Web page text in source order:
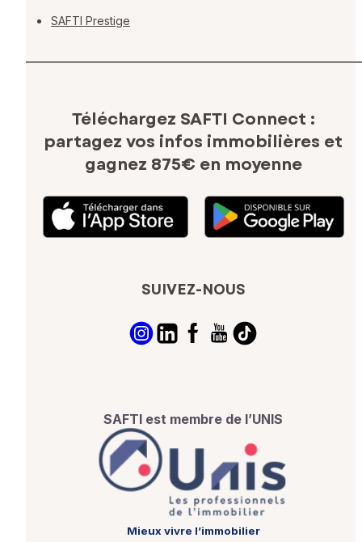
SAFTI Prestige
Téléchargez SAFTI Connect :
partagez vos infos immobilières et
gagnez 875€ en moyenne
SUIVEZ-NOUS
SAFTI est membre de l’UNIS
Mieux vivre l’immobilier